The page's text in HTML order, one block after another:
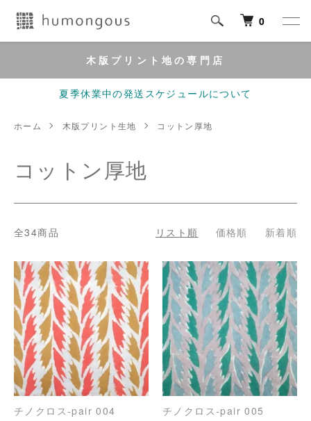
0
木版プリント地の専門店
夏季休業中の発送スケジュールについて
ホーム 木版プリント生地 コットン厚地
コットン厚地
全34商品 リスト順 価格順 新着順
チノクロス-pair 004
チノクロス-pair 005